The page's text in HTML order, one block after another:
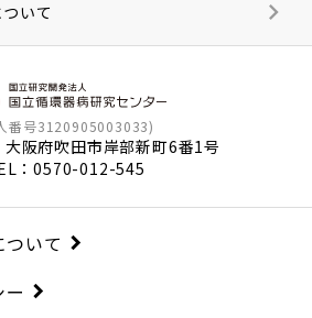
番号3120905003033)
阪府吹田市岸部新町6番1号
：0570-012-545
いて
いて